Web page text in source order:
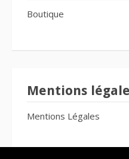
Boutique
Mentions
Mentions Légales